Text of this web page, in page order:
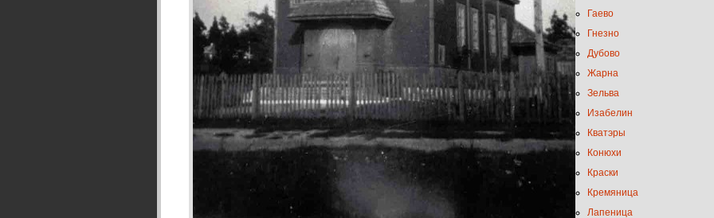
Гаево
Гнезно
Дубово
Жарна
Зельва
Изабелин
Кватэры
Конюхи
Краски
Кремяница
Лапеница